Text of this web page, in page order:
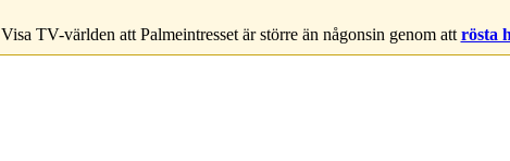
Visa TV-världen att Palmeintresset är större än någonsin genom att rösta